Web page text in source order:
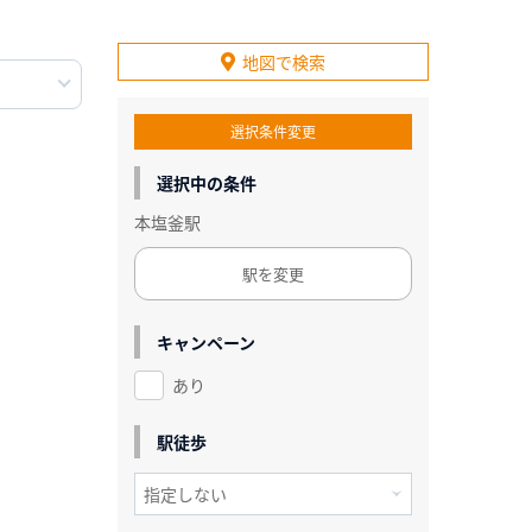
地図で検索
選択条件変更
選択中の条件
本塩釜駅
駅を変更
キャンペーン
あり
駅徒歩